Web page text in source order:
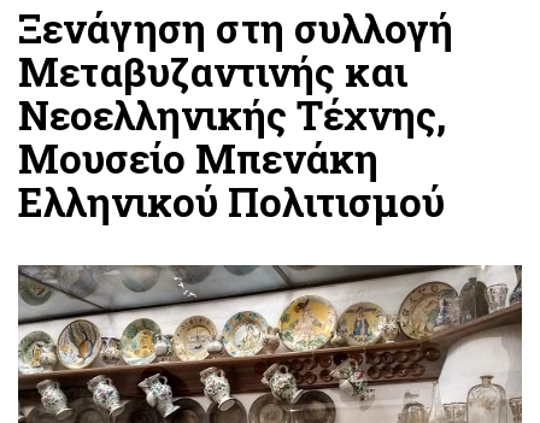
Ξενάγηση στη συλλογή
Μεταβυζαντινής και
Νεοελληνικής Τέχνης,
Μουσείο Μπενάκη
Ελληνικού Πολιτισμού